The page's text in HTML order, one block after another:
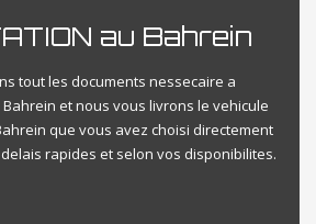
au Bahrein
tout les documents nessecaire a
Bahrein et nous vous livrons le vehicule
que vous avez choisi directement
rapides et selon vos disponibilites.